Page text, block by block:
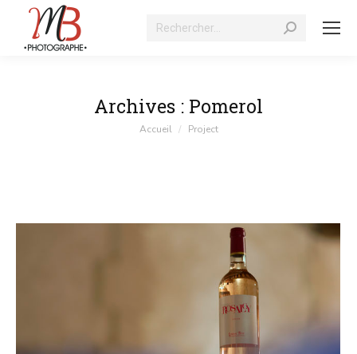
Recherche
Archives : Pomerol
Vous êtes ici :
Accueil Project